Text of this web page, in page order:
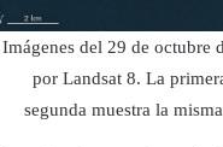
Imágenes del 29 de octubre
por Landsat 8. La
segunda muestra la